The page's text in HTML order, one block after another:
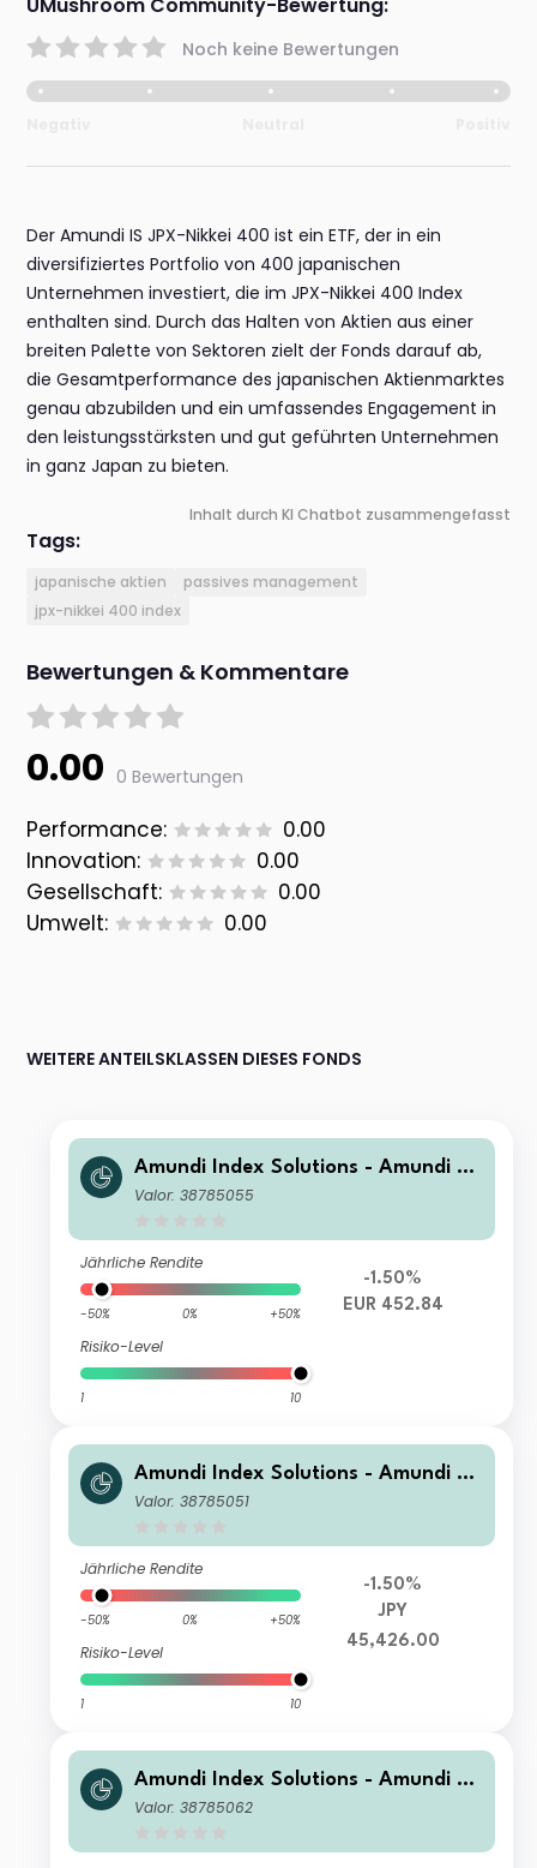
Noch keine Bewertungen
Der Amundi IS JPX-Nikkei 400 ist ein ETF, der in ein
diversifiziertes Portfolio von 400 japanischen
Unternehmen investiert, die im JPX-Nikkei 400 Index
enthalten sind. Durch das Halten von Aktien aus einer
breiten Palette von Sektoren zielt der Fonds darauf ab,
die Gesamtperformance des japanischen Aktienmarktes
genau abzubilden und ein umfassendes Engagement in
den leistungsstärksten und gut geführten Unternehmen
in ganz Japan zu bieten.
Inhalt durch KI Chatbot zusammengefasst
Tags:
japanische aktien
passives management
jpx-nikkei 400 index
Bewertungen & Kommentare
0.00 0 Bewertungen
Performance:
0.00
Innovation:
0.00
Gesellschaft:
0.00
Umwelt:
0.00
WEITERE ANTEILSKLASSEN DIESES FONDS
Amundi Index Solutions - Amundi JP
X-Nikkei 400 UCITS ETF-C EUR Hed
Valor: 38785055
Jährliche Rendite
-50% 0% +50%
Risiko-Level
1 10
-1.50%
EUR 452.84
Amundi Index Solutions - Amundi JP
X-Nikkei 400 UCITS ETF-C JPY
Valor: 38785051
Jährliche Rendite
-50% 0% +50%
Risiko-Level
1 10
-1.50%
JPY
45,426.00
Amundi Index Solutions - Amundi JP
X-Nikkei 400 UCITS ETF-C USD Hed
Valor: 38785062